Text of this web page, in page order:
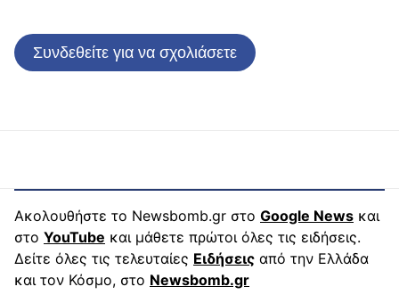
Συνδεθείτε για να σχολιάσετε
Ακολουθήστε το Newsbomb.gr στο Google News και
στο YouTube και μάθετε πρώτοι όλες τις ειδήσεις.
Δείτε όλες τις τελευταίες Ειδήσεις από την Ελλάδα
και τον Κόσμο, στο Newsbomb.gr